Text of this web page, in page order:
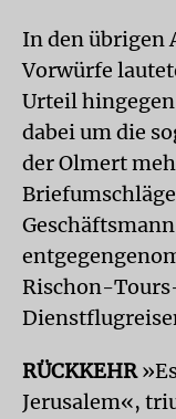
In den übrigen
Vorwürfe
Urteil
dabei um die
der Olmert
Rischon-
RÜCKKEHR
Jerusalem«,